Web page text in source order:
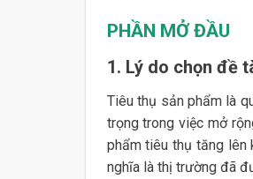
PHẦN MỞ ĐẦU
1. Lý do chọn đề
Tiêu thụ sản phẩm là
trọng trong việc mở
phẩm tiêu thụ tăng lên
nghĩa là thị trường đã